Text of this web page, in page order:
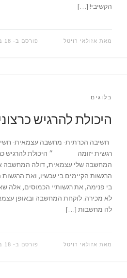
הקשיבי! […]
מאת אזולאי רויטל פורסם ב- 18 ביולי 2017
בלוגים
היכולת להרגיש
חשיבה הכרתית- מחשבה עצמאית-
רגשית יזומה ״ היכולת להרגיש
המחשבה שלי עצמאית, דולה המחשבה
הרגשות הקיימים בי עכשיו, ואת הרגשות
בי פנימה, את רגשותיי הכמוסים, אלה
לא מכירה. לוקחת המחשבה ובאופן
לה מחשבות […]
מאת אזולאי רויטל פורסם ב- 18 ביולי 2017